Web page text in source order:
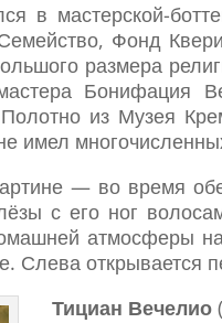
в мастерской-
Фонд
размера
Бонифация
из Музея
имел
— во время
с его ног
атмосферы
Слева
Тициан Вечелио